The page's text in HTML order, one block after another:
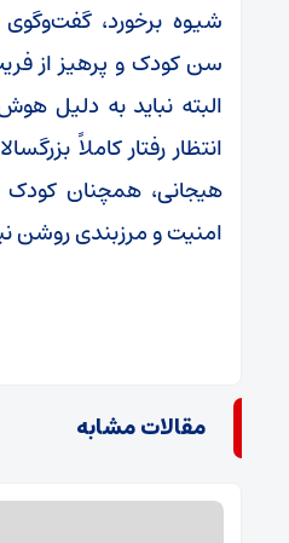
شیوه برخورد،
سن کودک و پرهیز از
البته نباید به دلیل هوش
انتظار رفتار کاملاً
هیجانی، همچنان
امنیت و مرزبندی روشن
مقالات مشابه